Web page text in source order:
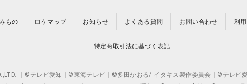
もの ロケマップ お知らせ よくある質問 お問い合わせ 利
特定商取引法に基づく表記
｜©テレビ愛知｜©東海テレビ｜©多田かおる/ イタキス製作委員会｜©テレビ